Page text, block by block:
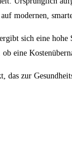
modernen,
sich eine
eine
zur